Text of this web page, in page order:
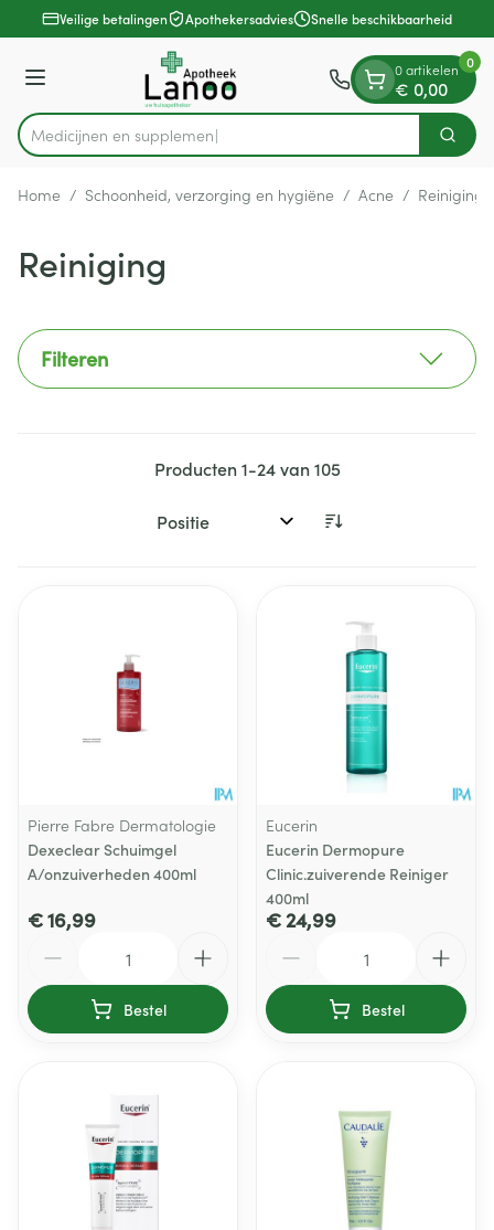
Ga naar de inhoud
1 van 1Veilige betalingen Apothekersadvies Snelle beschikbaarheid
Menu
Product, merk, categorie...
Medi Zoek
0 artikelen
€ 0,00
0
Home / Schoonheid, verzorging en hygiëne / Acne / Reiniging
Reiniging
Filteren
Producten1-24van105
Sorteer op:
Pierre Fabre Dermatologie
Dexeclear Schuimgel
A/onzuiverheden 400ml
€ 16,99
Bestel
Eucerin
Eucerin Dermopure
Clinic.zuiverende Reiniger
400ml
€ 24,99
Bestel